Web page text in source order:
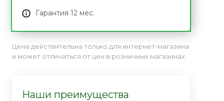
Гарантия 12 мес.
Цена действительна только для интернет-магазина
и может отличаться от цен в розничных магазинах
Наши преимущества